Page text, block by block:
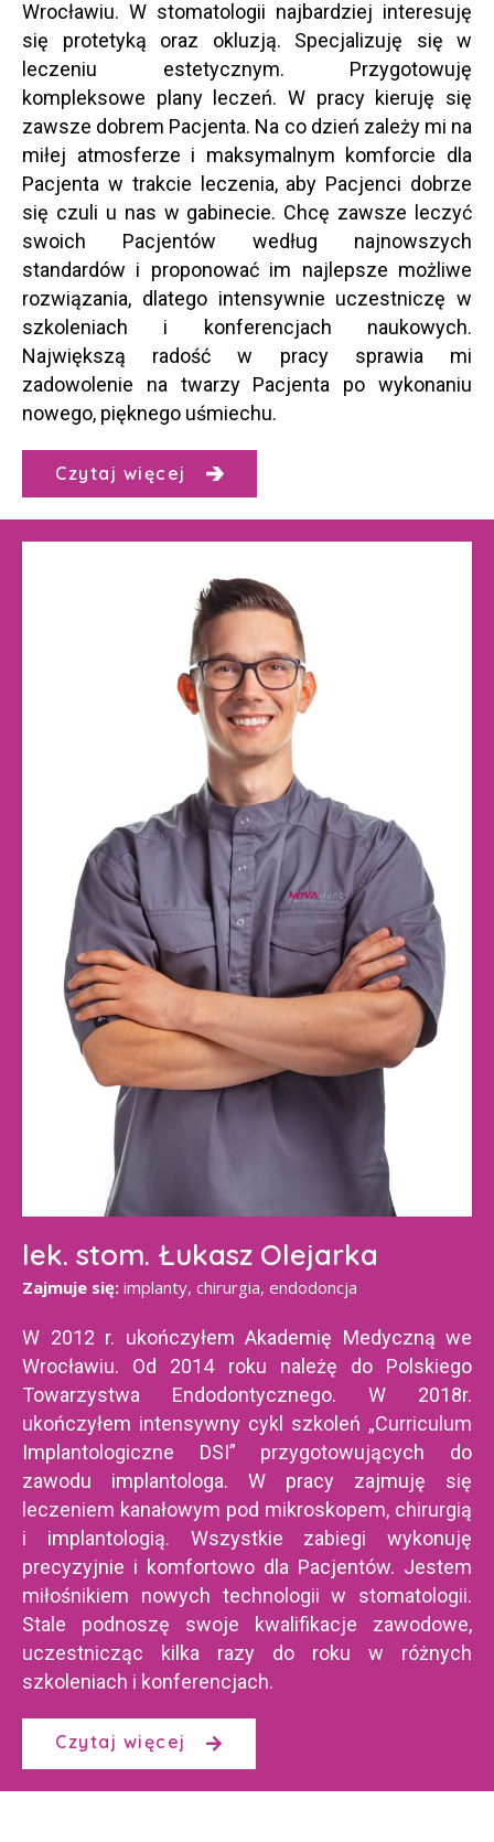
Wrocławiu. W stomatologii najbardziej interesuję
się protetyką oraz okluzją. Specjalizuję się w
leczeniu estetycznym. Przygotowuję
kompleksowe plany leczeń. W pracy kieruję się
zawsze dobrem Pacjenta. Na co dzień zależy mi na
miłej atmosferze i maksymalnym komforcie dla
Pacjenta w trakcie leczenia, aby Pacjenci dobrze
się czuli u nas w gabinecie. Chcę zawsze leczyć
swoich Pacjentów według najnowszych
standardów i proponować im najlepsze możliwe
rozwiązania, dlatego intensywnie uczestniczę w
szkoleniach i konferencjach naukowych.
Największą radość w pracy sprawia mi
zadowolenie na twarzy Pacjenta po wykonaniu
nowego, pięknego uśmiechu.
Czytaj więcej
lek. stom. Łukasz Olejarka
Zajmuje się: implanty, chirurgia, endodoncja
W 2012 r. ukończyłem Akademię Medyczną we
Wrocławiu. Od 2014 roku należę do Polskiego
Towarzystwa Endodontycznego. W 2018r.
ukończyłem intensywny cykl szkoleń „Curriculum
Implantologiczne DSI” przygotowujących do
zawodu implantologa. W pracy zajmuję się
leczeniem kanałowym pod mikroskopem, chirurgią
i implantologią. Wszystkie zabiegi wykonuję
precyzyjnie i komfortowo dla Pacjentów. Jestem
miłośnikiem nowych technologii w stomatologii.
Stale podnoszę swoje kwalifikacje zawodowe,
uczestnicząc kilka razy do roku w różnych
szkoleniach i konferencjach.
Czytaj więcej